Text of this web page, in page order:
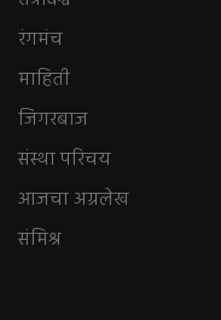
रंगमंच
माहिती
जिगरबाज
संस्था परिचय
आजचा अग्रलेख
संमिश्र